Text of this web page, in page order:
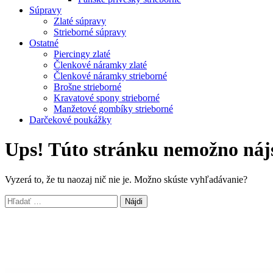
Súpravy
Zlaté súpravy
Strieborné súpravy
Ostatné
Piercingy zlaté
Členkové náramky zlaté
Členkové náramky strieborné
Brošne strieborné
Kravatové spony strieborné
Manžetové gombíky strieborné
Darčekové poukážky
Ups! Túto stránku nemožno
Vyzerá to, že tu naozaj nič nie je. Možno skúste vyhľadávanie?
Hľadať: